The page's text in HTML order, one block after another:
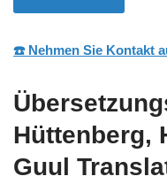
☎️ Nehmen Sie Kontakt
Hüttenberg,
Guul